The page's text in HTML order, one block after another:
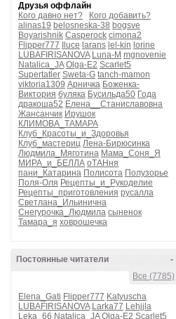
Друзья оффлайн
Кого давно нет?
Кого добавить?
alinas19 belosneska-38 bogsve
Boyarishnik Casperock cimona2
Flipper777
Iluce larans lel-kin lorine
LUBAFIRISANOVA Luna-M mgnovenie
Natalica_JA Olga-E2 Scarlet5
Supertatler Sweta-G tanch-mamon
viktoria1309 Арничка Боженка-
Виктория буляка Бусильда50 Года
дракоша52 Елена__Станиславовна
Жансанчик Ирушок
КЛИМОВА_ТАМАРА
Клуб_Красоты_и_Здоровья
Клуб_мастериц Лена-Бирюсинка
Людмила_Мяготина Мама_Соня_Я
МИРА_и_БЕЛЛА оТАНня
пани_Катарина Полисота Полузорье
Поля-Оля Рецепты_и_Рукоделие
Рецепты_приготовления русалла
Светлана_Ильинична
Снегурочка_Людмила сыненок
Тамара_я ховрошечка
-
Постоянные читатели
Все (7785)
Elena_Gati Flipper777 Katyuscha
LUBAFIRISANOVA Larka77 Lehjjla
Leka_66 Natalica_JA Olga-E2 Scarlet5